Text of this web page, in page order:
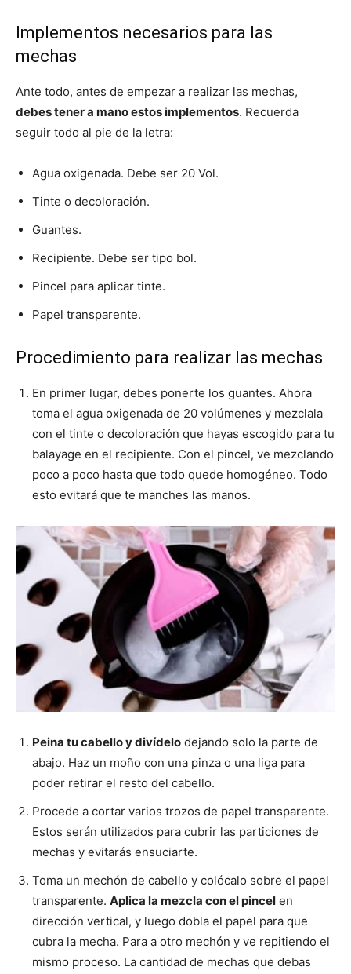
Implementos necesarios para las
mechas
Ante todo, antes de empezar a realizar las mechas,
debes tener a mano estos implementos. Recuerda
seguir todo al pie de la letra:
Agua oxigenada. Debe ser 20 Vol.
Tinte o decoloración.
Guantes.
Recipiente. Debe ser tipo bol.
Pincel para aplicar tinte.
Papel transparente.
Procedimiento para realizar las mechas
En primer lugar, debes ponerte los guantes. Ahora
toma el agua oxigenada de 20 volúmenes y mezclala
con el tinte o decoloración que hayas escogido para tu
balayage en el recipiente. Con el pincel, ve mezclando
poco a poco hasta que todo quede homogéneo. Todo
esto evitará que te manches las manos.
Peina tu cabello y divídelo dejando solo la parte de
abajo. Haz un moño con una pinza o una liga para
poder retirar el resto del cabello.
Procede a cortar varios trozos de papel transparente.
Estos serán utilizados para cubrir las particiones de
mechas y evitarás ensuciarte.
Toma un mechón de cabello y colócalo sobre el papel
transparente. Aplica la mezcla con el pincel en
dirección vertical, y luego dobla el papel para que
cubra la mecha. Para a otro mechón y ve repitiendo el
mismo proceso. La cantidad de mechas que debas